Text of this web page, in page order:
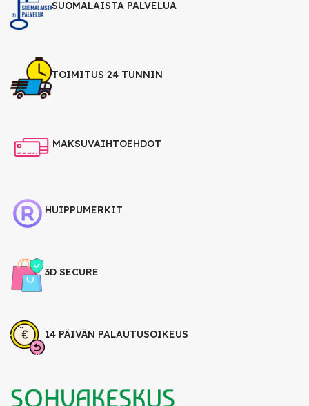
SUOMALAISTA PALVELUA
TOIMITUS 24 TUNNIN
MAKSUVAIHTOEHDOT
HUIPPUMERKIT
3D SECURE
14 PÄIVÄN PALAUTUSOIKEUS